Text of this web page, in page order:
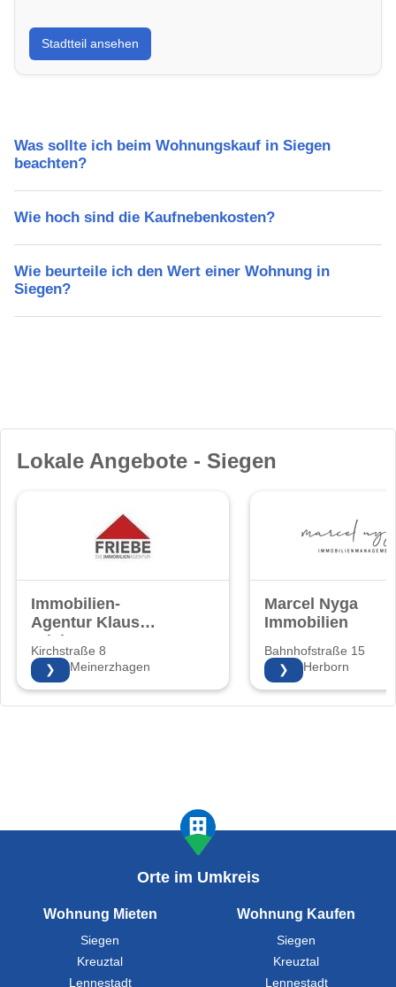
Erfahre mehr über deinen Stadtteil in Siegen:
Lebensqualität, Verkehrsanbindung, Schulen,
Freizeitmöglichkeiten und Mietpreise.
Stadtteil ansehen
Was sollte ich beim Wohnungskauf in Siegen
beachten?
Wie hoch sind die Kaufnebenkosten?
Wie beurteile ich den Wert einer Wohnung in
Siegen?
Lokale Angebote - Siegen
Immobilien-
Agentur Klaus
Friebe
Kirchstraße 8
58540 Meinerzhagen
❯
Marcel Nyga
Immobilien
Bahnhofstraße 15
35745 Herborn
❯
Orte im Umkreis
Wohnung Mieten
Siegen
Kreuztal
Lennestadt
Wohnung Kaufen
Siegen
Kreuztal
Lennestadt